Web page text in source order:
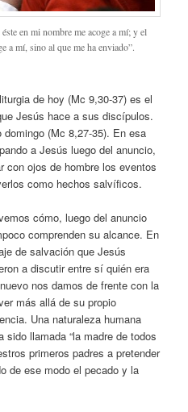
en mi nombre me acoge a mí; y el
a mí, sino al que me ha enviado”.
de hoy (Mc 9,30-37) es el
Jesús hace a sus discípulos.
(Mc 8,27-35). En esa
a Jesús luego del anuncio,
con ojos de hombre los eventos
como hechos salvíficos.
cómo, luego del anuncio
comprenden su alcance. En
de salvación que Jesús
a discutir entre sí quién era
nos damos de frente con la
más allá de su propio
Una naturaleza humana
sido llamada “la madre de todos
primeros padres a pretender
de ese modo el pecado y la